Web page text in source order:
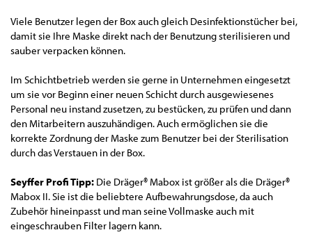
Viele Benutzer legen der Box auch gleich Desinfektionstücher bei,
damit sie Ihre Maske direkt nach der Benutzung sterilisieren und
sauber verpacken können.
Im Schichtbetrieb werden sie gerne in Unternehmen eingesetzt
um sie vor Beginn einer neuen Schicht durch ausgewiesenes
Personal neu instand zusetzen, zu bestücken, zu prüfen und dann
den Mitarbeitern auszuhändigen. Auch ermöglichen sie die
korrekte Zordnung der Maske zum Benutzer bei der Sterilisation
durch das Verstauen in der Box.
Seyffer Profi Tipp: Die Dräger® Mabox ist größer als die Dräger®
Mabox II. Sie ist die beliebtere Aufbewahrungsdose, da auch
Zubehör hineinpasst und man seine Vollmaske auch mit
eingeschrauben Filter lagern kann.